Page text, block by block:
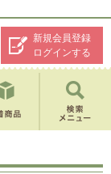
新規会員登録
ログインする